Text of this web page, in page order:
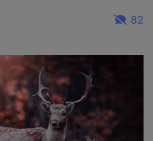
82